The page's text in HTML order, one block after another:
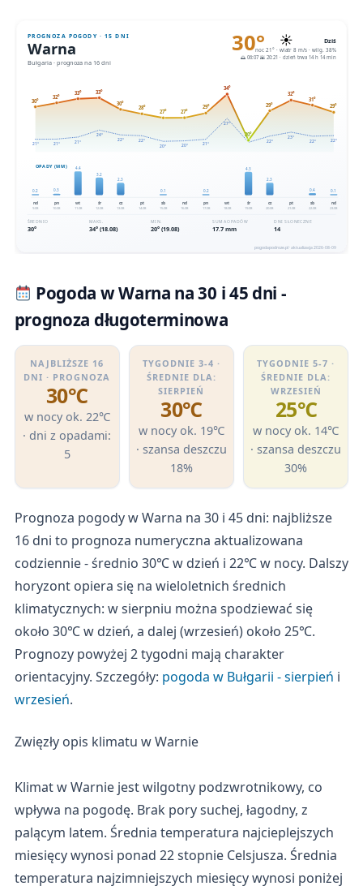
Pogoda w Warna na 30 i 45 dni -
prognoza długoterminowa
NAJBLIŻSZE 16
DNI · PROGNOZA
30℃
w nocy ok. 22℃
· dni z opadami:
5
TYGODNIE 3-4 ·
ŚREDNIE DLA:
SIERPIEŃ
30℃
w nocy ok. 19℃
· szansa deszczu
18%
TYGODNIE 5-7 ·
ŚREDNIE DLA:
WRZESIEŃ
25℃
w nocy ok. 14℃
· szansa deszczu
30%
Prognoza pogody w Warna na 30 i 45 dni: najbliższe
16 dni to prognoza numeryczna aktualizowana
codziennie - średnio 30℃ w dzień i 22℃ w nocy. Dalszy
horyzont opiera się na wieloletnich średnich
klimatycznych: w sierpniu można spodziewać się
około 30℃ w dzień, a dalej (wrzesień) około 25℃.
Prognozy powyżej 2 tygodni mają charakter
orientacyjny. Szczegóły: pogoda w Bułgarii - sierpień i
wrzesień.
Zwięzły opis klimatu w Warnie
Klimat w Warnie jest wilgotny podzwrotnikowy, co
wpływa na pogodę. Brak pory suchej, łagodny, z
palącym latem. Średnia temperatura najcieplejszych
miesięcy wynosi ponad 22 stopnie Celsjusza. Średnia
temperatura najzimniejszych miesięcy wynosi poniżej